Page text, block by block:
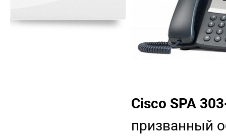
Cisco SPA
призванный